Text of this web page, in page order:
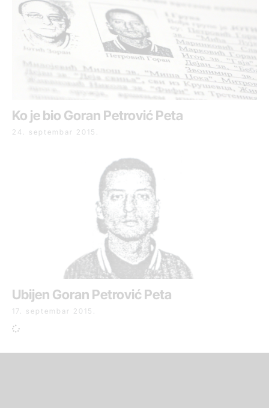
Ko je bio Goran Petrović Peta
24. septembar 2015.
Ubijen Goran Petrović Peta
17. septembar 2015.